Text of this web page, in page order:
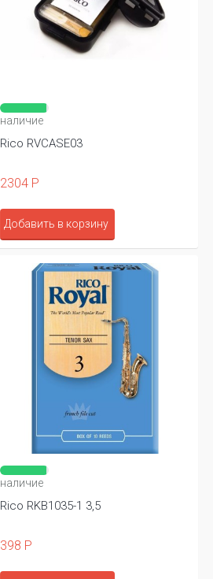
наличие
Rico RKB1035-1 3,5
398 Р
наличие
Rico RVCASE03
2304 Р
Добавить в корзину